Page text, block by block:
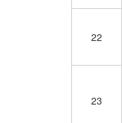
22
23